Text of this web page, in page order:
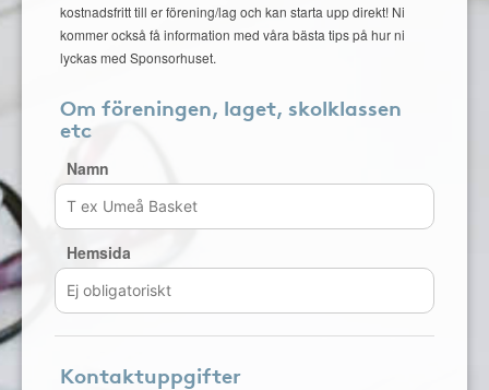
kostnadsfritt till er förening/lag och kan starta upp direkt! Ni
kommer också få information med våra bästa tips på hur ni
lyckas med Sponsorhuset.
Om föreningen, laget, skolklassen
etc
Namn
Hemsida
Kontaktuppgifter